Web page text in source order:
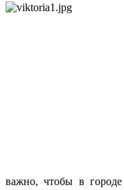
важно, чтобы в городе